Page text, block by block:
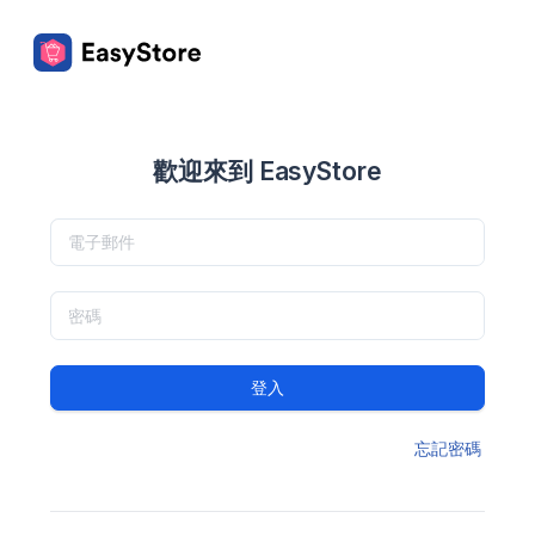
歡迎來到 EasyStore
登入
忘記密碼